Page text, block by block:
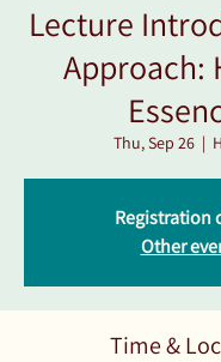
Lecture
Approach:
Thu, Sep 26
  |
Registration
Other
Time &